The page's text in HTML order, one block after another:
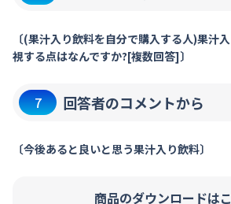
〔(果汁入り飲料を自分で購入する人)果汁
視する点はなんですか?[複数回答]〕
7 回答者のコメントから
〔今後あると良いと思う果汁入り飲料〕
商品のダウンロードは